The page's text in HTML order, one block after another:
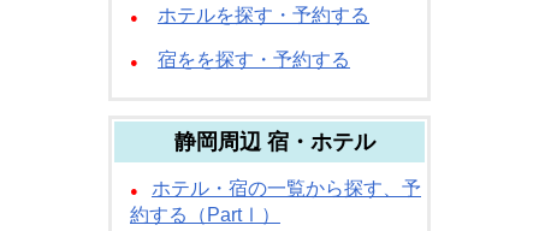
● ホテルを探す・予約する
● 宿をを探す・予約する
静岡周辺 宿・ホテル
●
ホテル・宿の一覧から探す、予
約する（PartⅠ）